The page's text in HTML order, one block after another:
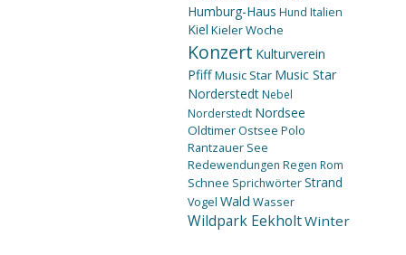
Humburg-Haus Hund Italien
Kiel Kieler Woche
Konzert Kulturverein
PfiffMusic Star Music Star
Norderstedt Nebel
Norderstedt Nordsee
OldtimerOstsee Polo
Rantzauer See
Redewendungen Regen Rom
Schnee SprichwörterStrand
Vogel Wald Wasser
Wildpark EekholtWinter